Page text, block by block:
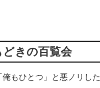
きの百覧会
もひとつ」と悪ノリし